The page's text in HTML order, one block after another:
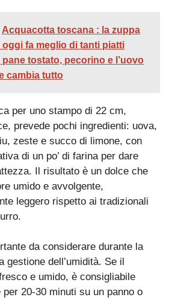
Acquacotta toscana : la zuppa
oggi fa meglio di tanti piatti
tostato, pecorino e l’uovo
cambia tutto
per uno stampo di 22 cm,
prevede pochi ingredienti: uova,
zeste e succo di limone, con
di un po’ di farina per dare
Il risultato è un dolce che
umido e avvolgente,
leggero rispetto ai tradizionali
da considerare durante la
gestione dell’umidità. Se il
e umido, è consigliabile
20-30 minuti su un panno o